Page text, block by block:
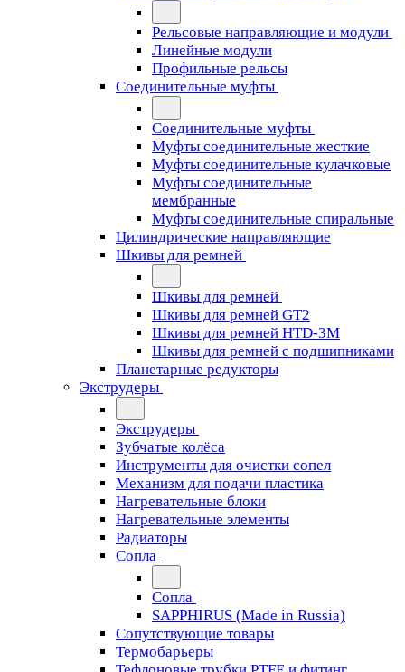
Рельсовые направляющие и модули
Линейные модули
Профильные рельсы
Соединительные муфты
Соединительные муфты
Муфты соединительные жесткие
Муфты соединительные кулачковые
Муфты соединительные
мембранные
Муфты соединительные спиральные
Цилиндрические направляющие
Шкивы для ремней
Шкивы для ремней
Шкивы для ремней GT2
Шкивы для ремней HTD-3M
Шкивы для ремней с подшипниками
Планетарные редукторы
Экструдеры
Экструдеры
Зубчатые колёса
Инструменты для очистки сопел
Механизм для подачи пластика
Нагревательные блоки
Нагревательные элементы
Радиаторы
Сопла
Сопла
SAPPHIRUS (Made in Russia)
Сопутствующие товары
Термобарьеры